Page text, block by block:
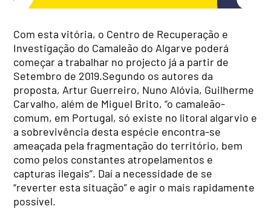
Com esta vitória, o Centro de Recuperação e
Investigação do Camaleão do Algarve poderá
começar a trabalhar no projecto já a partir de
Setembro de 2019.Segundo os autores da
proposta, Artur Guerreiro, Nuno Alóvia, Guilherme
Carvalho, além de Miguel Brito, “o camaleão-
comum, em Portugal, só existe no litoral algarvio e
a sobrevivência desta espécie encontra-se
ameaçada pela fragmentação do território, bem
como pelos constantes atropelamentos e
capturas ilegais”. Daí a necessidade de se
“reverter esta situação” e agir o mais rapidamente
possível.